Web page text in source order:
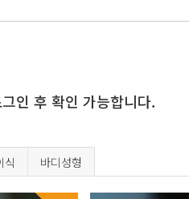
인 후 확인 가능합니다.
식 바디성형